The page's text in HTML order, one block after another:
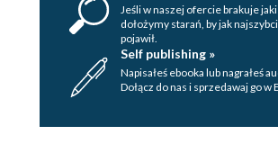
Jeśli w naszej ofercie brakuje
dołożymy starań, by jak
pojawił.
Self publishing »
Napisałeś ebooka lub nagrałeś
Dołącz do nas i sprzedawaj go w